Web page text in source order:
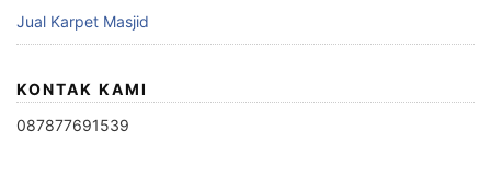
Jual Karpet Masjid
KONTAK KAMI
087877691539